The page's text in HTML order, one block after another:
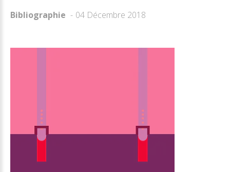
Bibliographie 04 Décembre 2018